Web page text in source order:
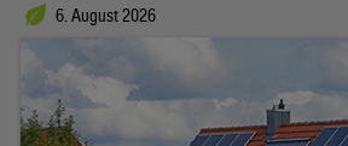
6. August 2026